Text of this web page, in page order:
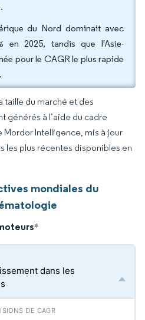
du Nord dominait avec
en 2025, tandis que l'Asie-
pour le CAGR le plus rapide
taille du marché et des
générés à l’aide du cadre
Intelligence, mis à jour
les plus récentes disponibles en
mondiales du
*
dans les